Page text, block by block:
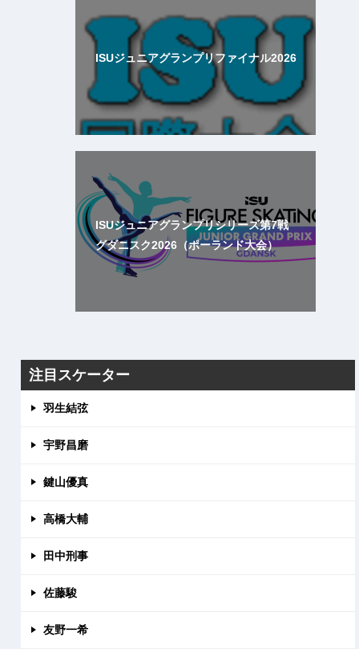
ISUジュニアグランプリファイナル2026
ISUジュニアグランプリシリーズ第7戦
グダニスク2026（ポーランド大会）
注目スケーター
羽生結弦
宇野昌磨
鍵山優真
高橋大輔
田中刑事
佐藤駿
友野一希